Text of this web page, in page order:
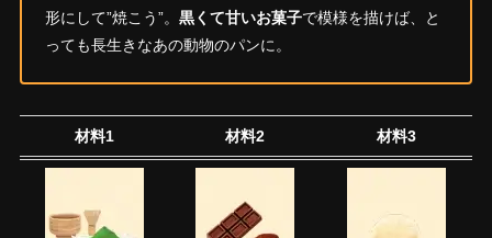
形にして”焼こう”。 黒くて甘いお菓子で模様を描けば、と
っても長生きなあの動物のパンに。
材料1 材料2 材料3